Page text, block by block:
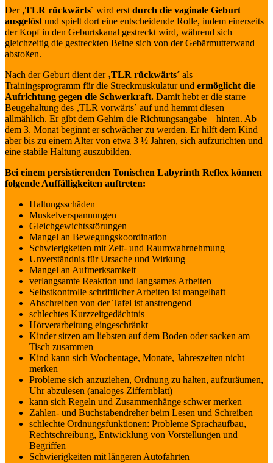
Der ‚TLR rückwärts´ wird erst durch die vaginale Geburt
ausgelöst und spielt dort eine entscheidende Rolle, indem einerseits
der Kopf in den Geburtskanal gestreckt wird, während sich
gleichzeitig die gestreckten Beine sich von der Gebärmutterwand
abstoßen.
Nach der Geburt dient der‚TLR rückwärts´ als
Trainingsprogramm für die Streckmuskulatur und ermöglicht die
Aufrichtung gegen die Schwerkraft. Damit hebt er die starre
Beugehaltung des ‚TLR vorwärts´ auf und hemmt diesen
allmählich. Er gibt dem Gehirn die Richtungsangabe – hinten. Ab
dem 3. Monat beginnt er schwächer zu werden. Er hilft dem Kind
aber bis zu einem Alter von etwa 3 ½ Jahren, sich aufzurichten und
eine stabile Haltung auszubilden.
Bei einem persistierenden Tonischen Labyrinth Reflex können
folgende Auffälligkeiten auftreten:
Haltungsschäden
Muskelverspannungen
Gleichgewichtsstörungen
Mangel an Bewegungskoordination
Schwierigkeiten mit Zeit- und Raumwahrnehmung
Unverständnis für Ursache und Wirkung
Mangel an Aufmerksamkeit
verlangsamte Reaktion und langsames Arbeiten
Selbstkontrolle schriftlicher Arbeiten ist mangelhaft
Abschreiben von der Tafel ist anstrengend
schlechtes Kurzzeitgedächtnis
Hörverarbeitung eingeschränkt
Kinder sitzen am liebsten auf dem Boden oder sacken am
Tisch zusammen
Kind kann sich Wochentage, Monate, Jahreszeiten nicht
merken
Probleme sich anzuziehen, Ordnung zu halten, aufzuräumen,
Uhr abzulesen (analoges Ziffernblatt)
kann sich Regeln und Zusammenhänge schwer merken
Zahlen- und Buchstabendreher beim Lesen und Schreiben
schlechte Ordnungsfunktionen: Probleme Sprachaufbau,
Rechtschreibung, Entwicklung von Vorstellungen und
Begriffen
Schwierigkeiten mit längeren Autofahrten